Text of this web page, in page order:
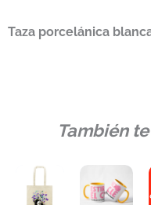
Taza porcelánica
También